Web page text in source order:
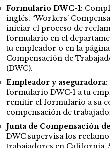
Formulario DWC-1:
inglés, “Workers’
iniciar el proceso de
formulario en el
tu empleador o en la página
Compensación de
(DWC).
Empleador y aseguradora:
formulario DWC-1 a tu
remitir el formulario a su
compensación de
Junta de Compensación
DWC supervisa los
trabajadores en California.